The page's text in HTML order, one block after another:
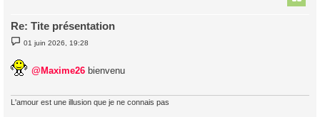
Re: Tite présentation
M
e
s
a
01 juin 2026, 19:28
@Maxime26 bienvenu
L'amour est une illusion que je ne connais pas